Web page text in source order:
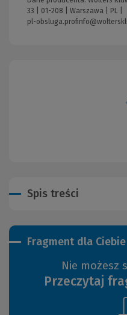
Fragment dla Ciebie
Nie możesz
Przeczytaj
33 | 01-208 | Warszawa | PL |
pl-
Spis treści